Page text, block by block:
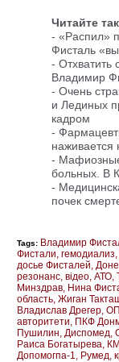
Читайте
-«Распил»
Фисталь
-Отхватить
Владимир
-Очень
и Лединых
кадром
-
наживается
-
больных. В
-
почек
Tags: Владимир
Фистали гемодиализ
досье Фисталей
резонанс відео АТО
Минздрав Нина
область Жиган
Владислав Дрегер
авторитети ПКФ
Пушилин Диспомед
Раиса Богатырева
Допомогпа-1 Румед